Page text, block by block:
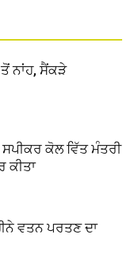
ਨਾਂਹ, ਸੈਂਕੜੇ
ਕੋਲ ਵਿੱਤ ਮੰਤਰੀ
ਕੀਤਾ
ਵਤਨ ਪਰਤਣ ਦਾ